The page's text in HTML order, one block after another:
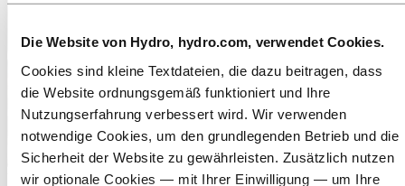
Die Website von Hydro, hydro.com, verwendet Cookies.
Cookies sind kleine Textdateien, die dazu beitragen, dass
die Website ordnungsgemäß funktioniert und Ihre
Nutzungserfahrung verbessert wird. Wir verwenden
notwendige Cookies, um den grundlegenden Betrieb und die
Sicherheit der Website zu gewährleisten. Zusätzlich nutzen
wir optionale Cookies — mit Ihrer Einwilligung — um Ihre
Über Hydro